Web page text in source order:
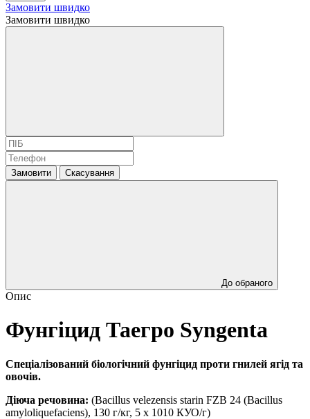
Замовити швидко
Замовити швидко
Замовити Скасування
До обраного
Опис
Фунгіцид Таегро Syngenta
Спеціалізований біологічний фунгіцид проти гнилей ягід та
овочів.
Діюча речовина: (Bacillus velezensis starin FZB 24 (Bacillus
amyloliquefaciens), 130 г/кг, 5 х 1010 КУО/г)